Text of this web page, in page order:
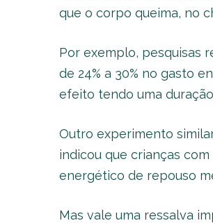
que o corpo queima, no
Por exemplo, pesquisas
de 24% a 30% no gasto
efeito tendo uma
Outro experimento
indicou que crianças
energético de repouso
Mas vale uma ressalva